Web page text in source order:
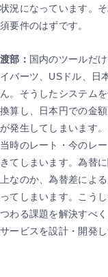
状況になっています。
須要件のはずです。
渡部： 国内のツールだ
イバーツ、USドル、日
ん。そうしたシステム
換算し、日本円での金
が発生してしまいます
当時のレート・今のレ
きてしまいます。為替
上なのか、為替差によ
ってしまいます。こう
つわる課題を解決すべ
サービスを設計・開発し